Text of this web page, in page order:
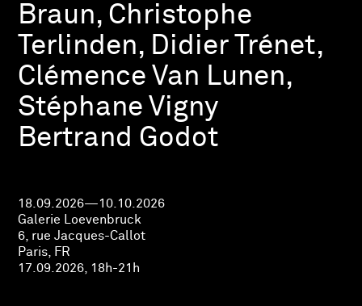
Braun, Christophe
Terlinden, Didier Trénet,
Clémence Van Lunen,
Stéphane Vigny
Bertrand Godot
18.09.2026—10.10.2026
Galerie Loevenbruck
6, rue Jacques-Callot
Paris, FR
17.09.2026, 18h-21h